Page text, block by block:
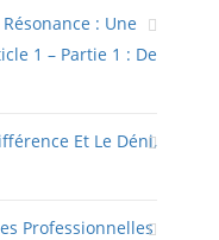
: Une
1 – Partie 1 : De
Et Le Déni,
Professionnelles